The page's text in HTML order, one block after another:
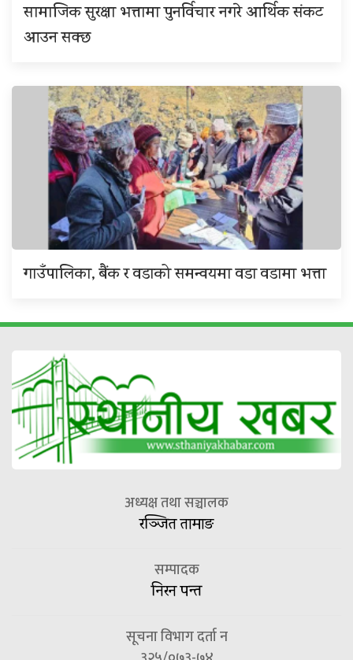
सामाजिक सुरक्षा भत्तामा पुनर्विचार नगरे आर्थिक संकट
आउन सक्छ
गाउँपालिका, बैंक र वडाको समन्वयमा वडा वडामा भत्ता
अध्यक्ष तथा सञ्चालक
रञ्जित तामाङ
सम्पादक
निरन पन्त
सूचना विभाग दर्ता न